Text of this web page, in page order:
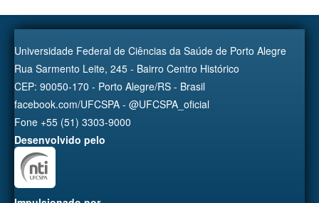
Universidade Federal de Ciências da Saúde de Porto Alegre
Rua Sarmento Leite, 245 - Bairro Centro Histórico
CEP: 90050-170 - Porto Alegre/RS - Brasil
facebook.com/UFCSPA - @UFCSPA_oficial
Fone +55 (51) 3303-9000
Desenvolvido pelo